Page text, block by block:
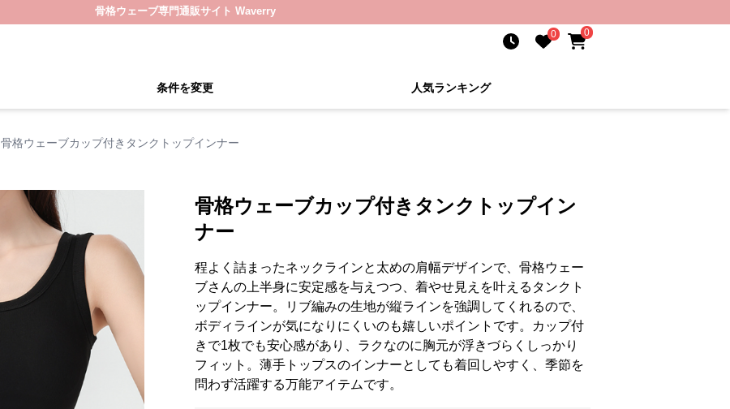
骨格ウェーブ専門通販サイト Waverry
0 0
条件を変更 人気ランキング
骨格ウェーブカップ付きタンクトップインナー
骨格ウェーブカップ付きタンクトップイン
ナー
程よく詰まったネックラインと太めの肩幅デザインで、骨格ウェー
ブさんの上半身に安定感を与えつつ、着やせ見えを叶えるタンクト
ップインナー。リブ編みの生地が縦ラインを強調してくれるので、
ボディラインが気になりにくいのも嬉しいポイントです。カップ付
きで1枚でも安心感があり、ラクなのに胸元が浮きづらくしっかり
フィット。薄手トップスのインナーとしても着回しやすく、季節を
問わず活躍する万能アイテムです。